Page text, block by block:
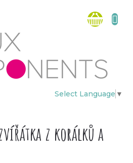
Select Language ▼
košík
z korálků a